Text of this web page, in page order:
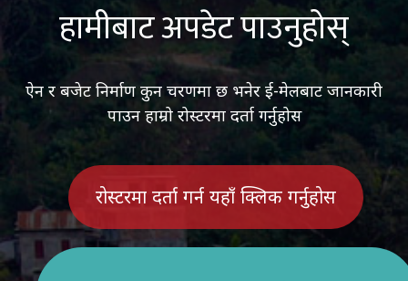
हामीबाट अपडेट पाउनुहोस्
ऐन र बजेट निर्माण कुन चरणमा छ भनेर ई-मेलबाट जानकारी
पाउन हाम्रो रोस्टरमा दर्ता गर्नुहोस
रोस्टरमा दर्ता गर्न यहाँ क्लिक गर्नुहोस